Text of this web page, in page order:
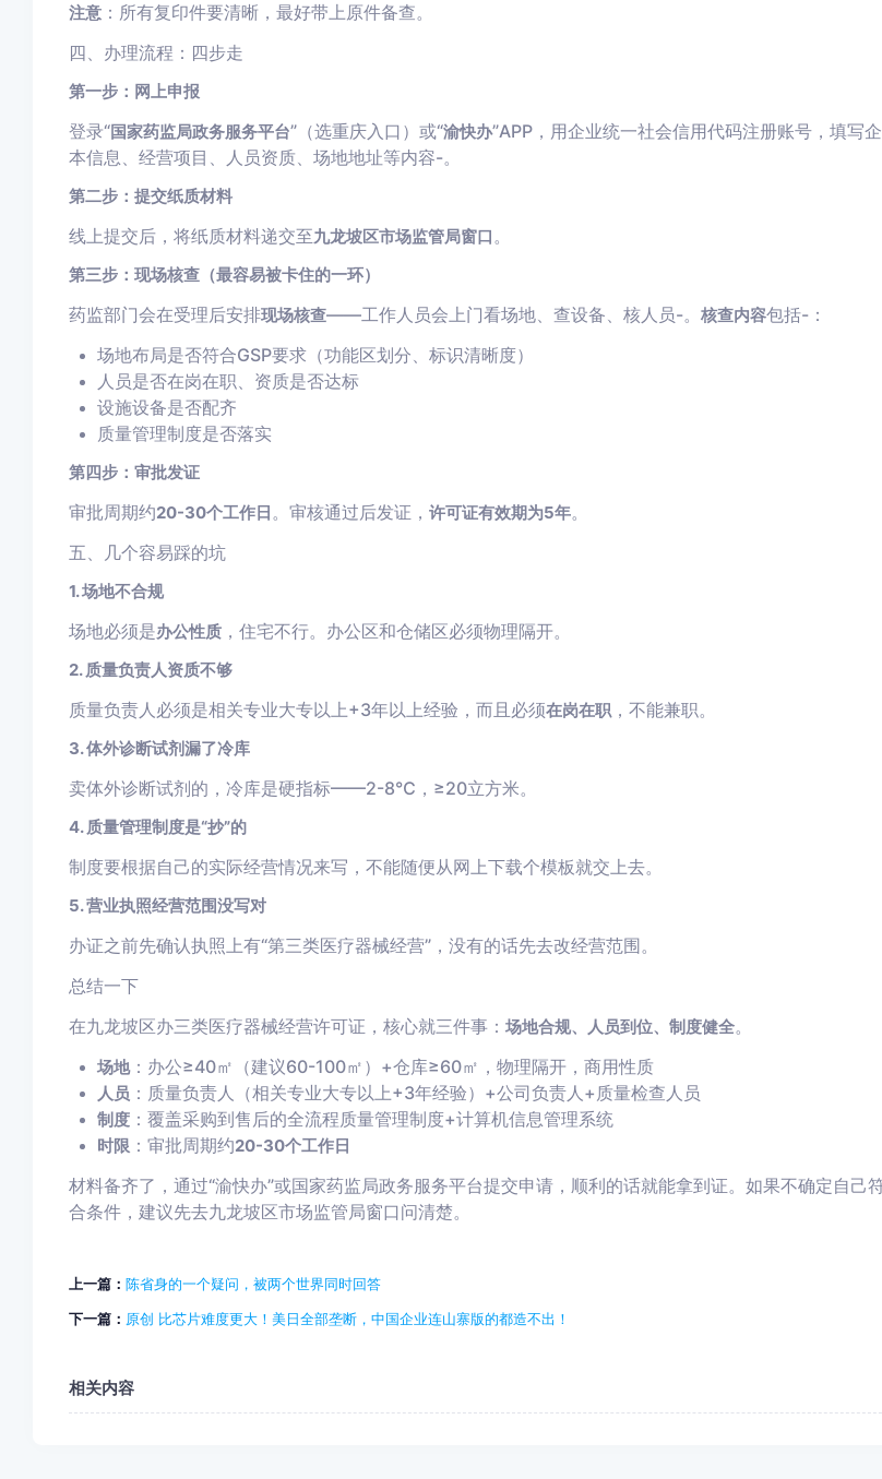
注意：所有复印件要清晰，最好带上原件备查。
四、办理流程：四步走
第一步：网上申报
登录“国家药监局政务服务平台”（选重庆入口）或“渝快办”APP，用企业统一社会信用代码注册账号，填写
本信息、经营项目、人员资质、场地地址等内容-。
第二步：提交纸质材料
线上提交后，将纸质材料递交至九龙坡区市场监管局窗口 。
第三步：现场核查（最容易被卡住的一环）
药监部门会在受理后安排现场核查——工作人员会上门看场地、查设备、核人员-。 核查内容包括-：
场地布局是否符合GSP要求（功能区划分、标识清晰度）
人员是否在岗在职、资质是否达标
设施设备是否配齐
质量管理制度是否落实
第四步：审批发证
审批周期约20-30个工作日 。审核通过后发证， 许可证有效期为5年。
五、几个容易踩的坑
1. 场地不合规
场地必须是办公性质，住宅不行。办公区和仓储区必须物理隔开。
2. 质量负责人资质不够
质量负责人必须是相关专业大专以上+3年以上经验，而且必须在岗在职，不能兼职。
3. 体外诊断试剂漏了冷库
卖体外诊断试剂的，冷库是硬指标——2-8℃，≥20立方米。
4. 质量管理制度是“抄”的
制度要根据自己的实际经营情况来写，不能随便从网上下载个模板就交上去。
5. 营业执照经营范围没写对
办证之前先确认执照上有“第三类医疗器械经营”，没有的话先去改经营范围。
总结一下
在九龙坡区办三类医疗器械经营许可证，核心就三件事： 场地合规、人员到位、制度健全。
场地：办公≥40㎡（建议60-100㎡）+仓库≥60㎡，物理隔开，商用性质
人员 ：质量负责人（相关专业大专以上+3年经验）+公司负责人+质量检查人员
制度：覆盖采购到售后的全流程质量管理制度+计算机信息管理系统
时限 ：审批周期约20-30个工作日
材料备齐了，通过“渝快办”或国家药监局政务服务平台提交申请，顺利的话就能拿到证。如果不确定自己
合条件，建议先去九龙坡区市场监管局窗口问清楚。
上一篇： 陈省身的一个疑问，被两个世界同时回答
下一篇： 原创 比芯片难度更大！美日全部垄断，中国企业连山寨版的都造不出！
相关内容